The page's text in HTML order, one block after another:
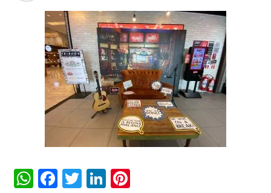
WhatsApp
Facebook
TwitterLinkedIn
Pinterest